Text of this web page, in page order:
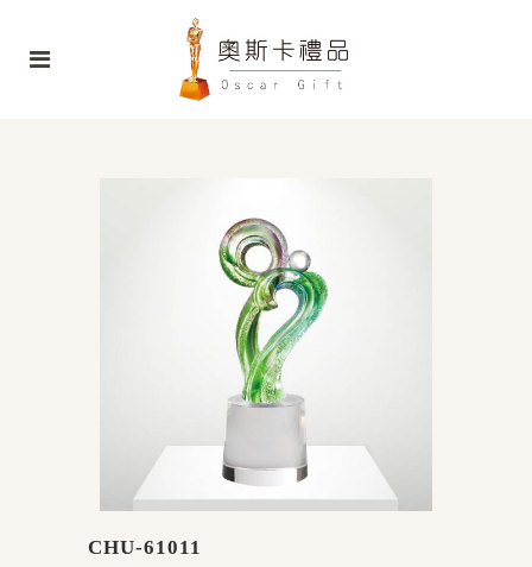
CHU-61011